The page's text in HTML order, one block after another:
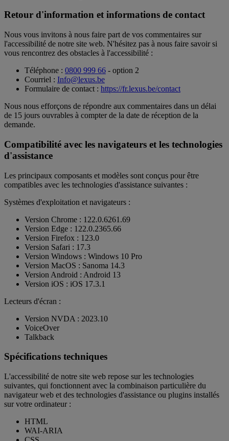
Retour d'information et informations de contact
Nous vous invitons à nous faire part de vos commentaires sur
l'accessibilité de notre site web. N'hésitez pas à nous faire savoir si
vous rencontrez des obstacles à l'accessibilité :
Téléphone : 0800 999 66 - option 2
Courriel : Info@lexus.be
Formulaire de contact : https://fr.lexus.be/contact
Nous nous efforçons de répondre aux commentaires dans un délai
de 15 jours ouvrables à compter de la date de réception de la
demande.
Compatibilité avec les navigateurs et les technologies
d'assistance
Les principaux composants et modèles sont conçus pour être
compatibles avec les technologies d'assistance suivantes :
Systèmes d'exploitation et navigateurs :
Version Chrome : 122.0.6261.69
Version Edge : 122.0.2365.66
Version Firefox : 123.0
Version Safari : 17.3
Version Windows : Windows 10 Pro
Version MacOS : Sanoma 14.3
Version Android : Android 13
Version iOS : iOS 17.3.1
Lecteurs d'écran :
Version NVDA : 2023.10
VoiceOver
Talkback
Spécifications techniques
L'accessibilité de notre site web repose sur les technologies
suivantes, qui fonctionnent avec la combinaison particulière du
navigateur web et des technologies d'assistance ou plugins installés
sur votre ordinateur :
HTML
WAI-ARIA